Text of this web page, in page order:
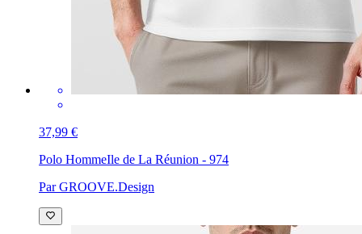
37,99 €
Polo HommeIle de La Réunion - 974
Par GROOVE.Design